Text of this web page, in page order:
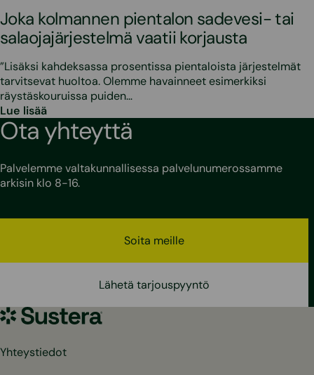
Joka kolmannen pientalon sadevesi- tai
salaojajärjestelmä vaatii korjausta
”Lisäksi kahdeksassa prosentissa pientaloista järjestelmät
tarvitsevat huoltoa. Olemme havainneet esimerkiksi
räystäskouruissa puiden…
Lue lisää
Ota yhteyttä
Palvelemme valtakunnallisessa palvelunumerossamme
arkisin klo 8-16.
Soita meille
Lähetä tarjouspyyntö
Sustera
Yhteystiedot